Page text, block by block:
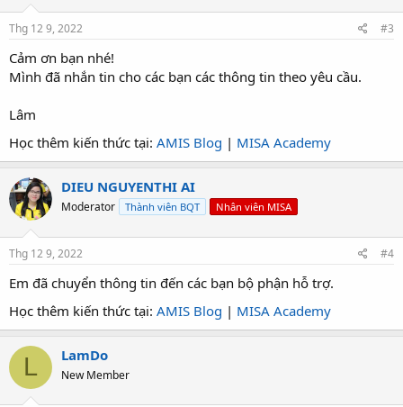
Thg 12 9, 2022 #3
Cảm ơn bạn nhé!
Mình đã nhắn tin cho các bạn các thông tin theo yêu cầu.
Lâm
Học thêm kiến thức tại: AMIS Blog | MISA Academy
DIEU NGUYENTHI AI
Moderator Thành viên BQT Nhân viên MISA
Thg 12 9, 2022 #4
Em đã chuyển thông tin đến các bạn bộ phận hỗ trợ.
Học thêm kiến thức tại: AMIS Blog | MISA Academy
L LamDo
New Member